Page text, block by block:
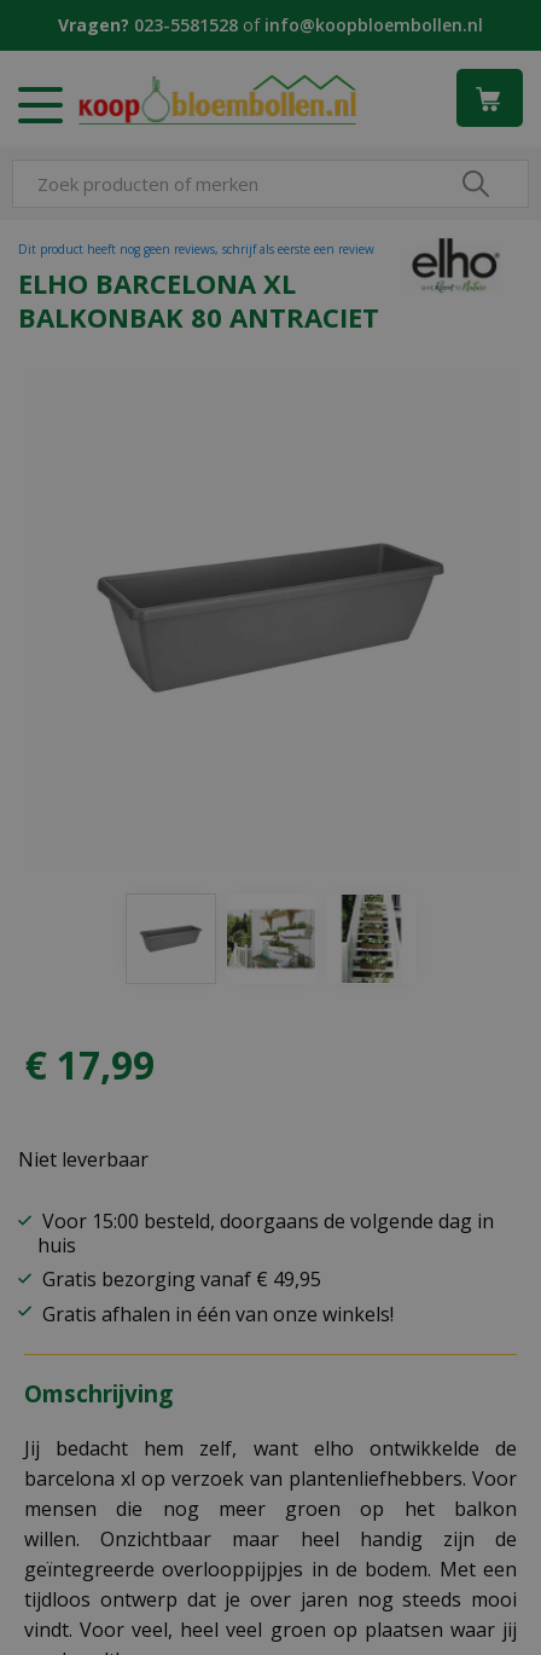
Vragen? 023-5581528 of info@koopbloembollen.nl
ELHO BARCELONA XL
BALKONBAK 80 ANTRACIET
Dit product heeft nog geen reviews, schrijf als eerste een review
€ 17,99
Niet leverbaar
Voor 15:00 besteld, doorgaans de volgende dag in
huis
Gratis bezorging vanaf € 49,95
Gratis afhalen in één van onze winkels!
Omschrijving
Jij bedacht hem zelf, want elho ontwikkelde de
barcelona xl op verzoek van plantenliefhebbers. Voor
mensen die nog meer groen op het balkon
willen. Onzichtbaar maar heel handig zijn de
geïntegreerde overlooppijpjes in de bodem. Met een
tijdloos ontwerp dat je over jaren nog steeds mooi
vindt. Voor veel, heel veel groen op plaatsen waar jij